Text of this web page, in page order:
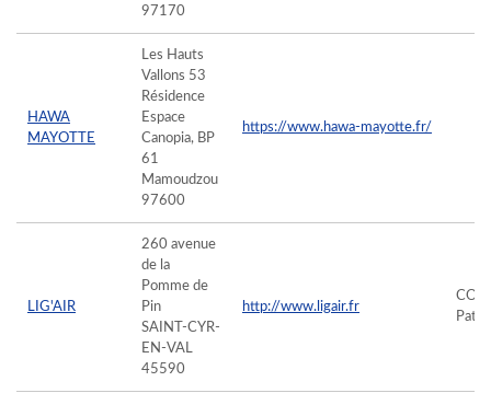
97170
HAWA
MAYOTTE
Les Hauts
Vallons 53
Résidence
Espace
Canopia, BP
61
Mamoudzou
97600
https://www.hawa-mayotte.fr/
LIG'AIR
260 avenue
de la
Pomme de
Pin
SAINT-CYR-
EN-VAL
45590
http://www.ligair.fr